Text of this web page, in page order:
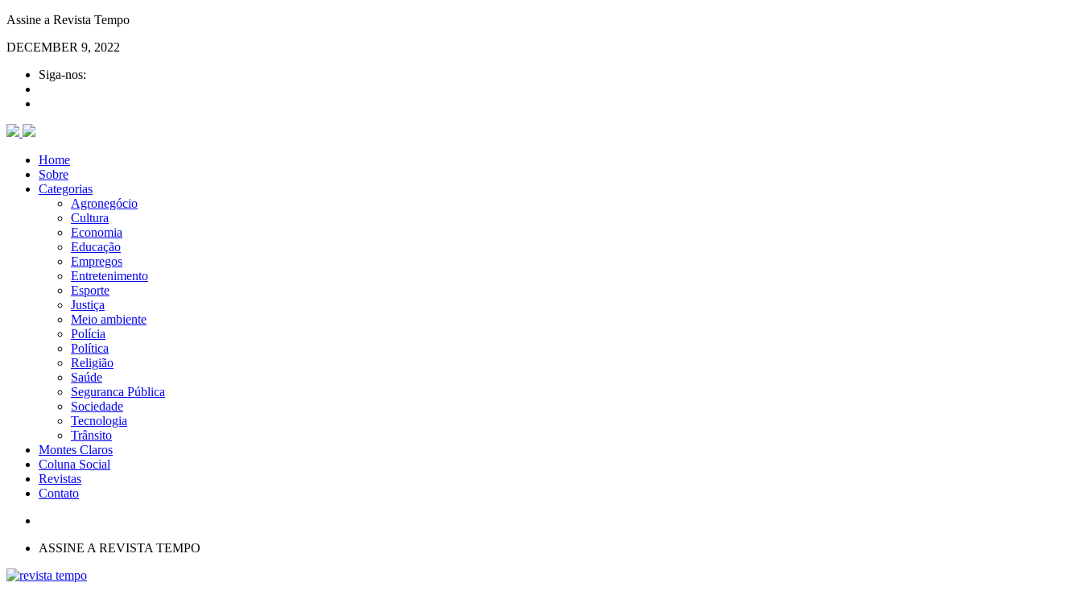
Assine a Revista Tempo
DECEMBER 9, 2022
Siga-nos:
Home
Sobre
Categorias
Agronegócio
Cultura
Economia
Educação
Empregos
Entretenimento
Esporte
Justiça
Meio ambiente
Polícia
Política
Religião
Saúde
Seguranca Pública
Sociedade
Tecnologia
Trânsito
Montes Claros
Coluna Social
Revistas
Contato
ASSINE A REVISTA TEMPO